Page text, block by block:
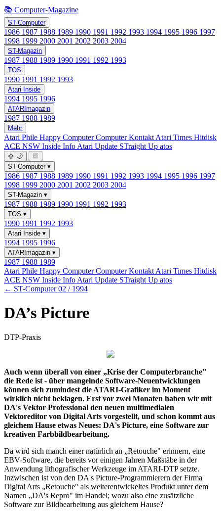
📚 Computer-Magazine
ST-Computer
1986 1987 1988 1989 1990 1991 1992 1993 1994 1995 1996 1997
1998 1999 2000 2001 2002 2003 2004
ST-Magazin
1987 1988 1989 1990 1991 1992 1993
TOS
1990 1991 1992 1993
Atari Inside
1994 1995 1996
ATARImagazin
1987 1988 1989
Mehr
Atari Phile Happy ComputerComputer Kontakt Atari Times Hitdisk
ACE NSW Inside Info Atari Update STraight Up atos
🌞 🌙
☰
ST-Computer ▾
1986 1987 1988 1989 1990 1991 1992 1993 1994 1995 1996 1997
1998 1999 2000 2001 2002 2003 2004
ST-Magazin ▾
1987 1988 1989 1990 1991 1992 1993
TOS ▾
1990 1991 1992 1993
Atari Inside ▾
1994 1995 1996
ATARImagazin ▾
1987 1988 1989
Atari Phile Happy ComputerComputer Kontakt Atari Times Hitdisk
ACE NSW Inside Info Atari Update STraight Up atos
← ST-Computer 02 / 1994
DA’s Picture
DTP-Praxis
Auch wenn überall von einer „Krise der Computerbranche"
die Rede ist - über mangelnde Software-Neuentwicklungen
können sich zumindest die ATARI-Grafiker im Moment
wirklich nicht beklagen. Erst vor zwei Monaten haben wir mit
DA's Vektor Professional den neuen multimedialen
Vektoreditor von Digital Arts vorgestellt, und schon kommt aus
gleichem Hause etwas Neues: DA's Picture, eine Software zur
kreativen Farbbildbearbeitung.
Da wird sich manch einer natürlich an „Retouche" erinnern, eine
EBV-Software, die bereits vor einigen Jahren Maßstäbe in der
Anwendung lithografischer Werkzeuge im ATARI-DTP setzte.
Inzwischen ist von den DA's Picture-Programmierern der Firma
Digital Arts „Retouche" als weiterentwickeltes Produkt unter dem
Namen „DA's Repro" im Handel; wozu also eine zusätzliche
Software zur Bildbearbeitung aus gleichem Hause?